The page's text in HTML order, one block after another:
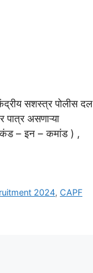
सशस्त्र पोलीस दल
पात्र असणाऱ्या
– इन – कमांड ) ,
2024, CAPF